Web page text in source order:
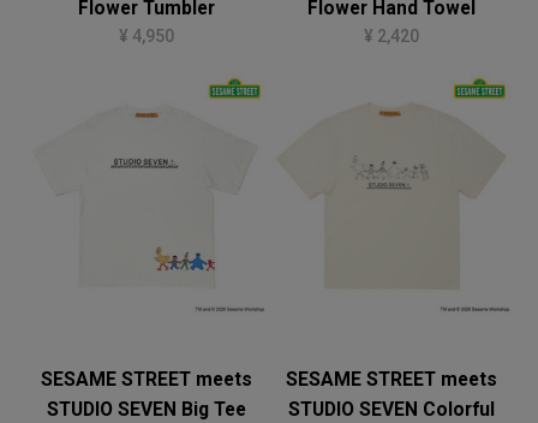
Flower Tumbler
¥ 4,950
Flower Hand Towel
¥ 2,420
SESAME STREET meets
STUDIO SEVEN Big Tee
SESAME STREET meets
STUDIO SEVEN Colorful